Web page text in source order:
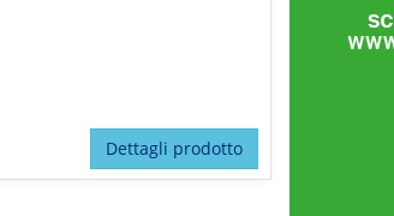
Dettagli prodotto